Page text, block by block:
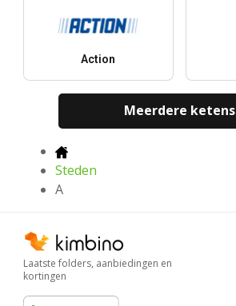
Action
Meerdere ketens
Steden
A
Laatste folders, aanbiedingen en
kortingen